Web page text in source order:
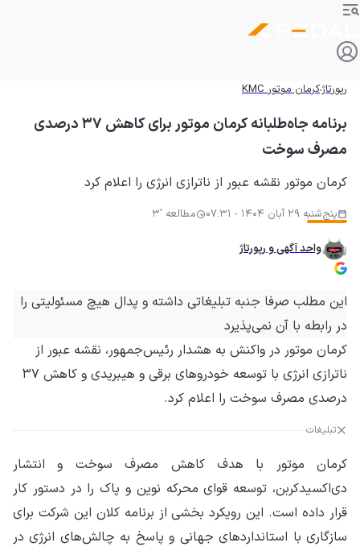
رپورتاژکرمان موتور KMC
برنامه جاه‌طلبانه کرمان موتور برای کاهش ۳۷ درصدی
مصرف سوخت
کرمان موتور نقشه عبور از ناترازی انرژی را اعلام کرد
پنج‌شنبه 29 آبان 1404 - 07:31 مطالعه '3
واحد آگهی و رپورتاژ
این مطلب صرفا جنبه تبلیغاتی داشته و پدال هیچ مسئولیتی را
در رابطه با آن نمی‌پذیرد
کرمان موتور در واکنش به هشدار رئیس‌جمهور، نقشه عبور از
ناترازی انرژی با توسعه خودروهای برقی و هیبریدی و کاهش ۳۷
درصدی مصرف سوخت را اعلام کرد.
تبلیغات
کرمان موتور با هدف کاهش مصرف سوخت و انتشار
دی‌اکسیدکربن، توسعه قوای محرکه نوین و پاک را در دستور کار
قرار داده است. این رویکرد بخشی از برنامه کلان این شرکت برای
سازگاری با استانداردهای جهانی و پاسخ به چالش‌های انرژی در